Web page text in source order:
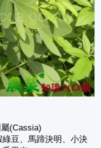
(Cassia)
豆、馬蹄決明、小決